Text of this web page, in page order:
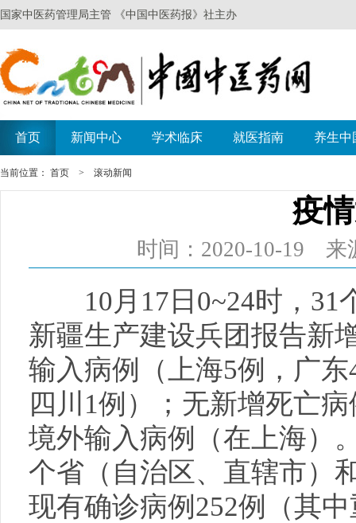
当前位置： 首页 > 滚动新闻
疫
时间：2020-10-19
10月17日0~24时，31
新疆生产建设兵团报告新
输入病例（上海5例，广
四川1例）；无新增死亡
境外输入病例（在上海）
个省（自治区、直辖市）
现有确诊病例252例（其